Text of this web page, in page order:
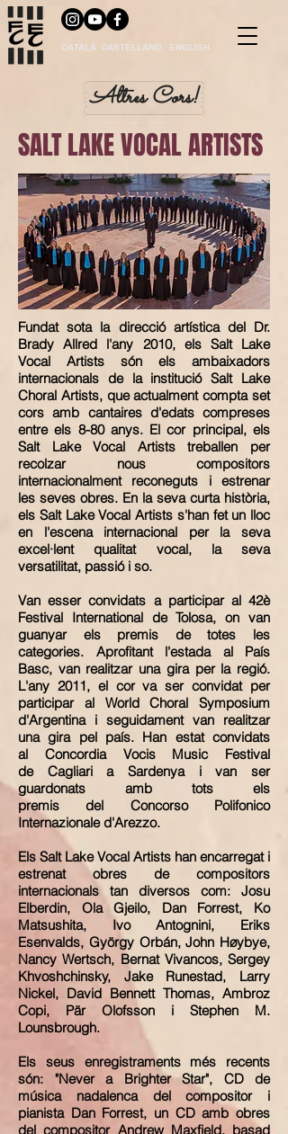
CATALÀ CASTELLANO ENGLISH
Altres Cors!
SALT LAKE VOCAL ARTISTS
Fundat sota la direcció artística del Dr.
Brady Allred l'any 2010, els Salt Lake
Vocal Artists són els ambaixadors
internacionals de la institució Salt Lake
Choral Artists, que actualment compta set
cors amb cantaires d'edats compreses
entre els 8-80 anys. El cor principal, els
Salt Lake Vocal Artists treballen per
recolzar nous compositors
internacionalment reconeguts i estrenar
les seves obres. En la seva curta història,
els Salt Lake Vocal Artists s'han fet un lloc
en l'escena internacional per la seva
excel·lentqualitat vocal, la seva
versatilitat, passió i so.
Van esser convidats a participar al42è
Festival International de Tolosa, on van
guanyar els premis de totes les
categories. Aprofitant l'estada al País
Basc, van realitzar una gira per la regió.
L'any 2011, el cor va ser convidat per
participar alWorld Choral Symposium
d'Argentina i seguidament van realitzar
una gira pel país. Han estat convidats
al Concordia Vocis Music Festival
de Cagliari a Sardenya i van ser
guardonats amb tots els
premis del Concorso Polifonico
Internazionale d'Arezzo.
Els Salt Lake Vocal Artists han encarregat i
estrenat obres de compositors
internacionals tan diversos com: Josu
Elberdin, Ola Gjeilo, Dan Forrest, Ko
Matsushita, Ivo Antognini, Eriks
Esenvalds, György Orbán, John Høybye,
Nancy Wertsch, Bernat Vivancos, Sergey
Khvoshchinsky, Jake Runestad, Larry
Nickel, David Bennett Thomas, Ambroz
Copi, Pär Olofsson i Stephen M.
Lounsbrough.
Els seus enregistraments més recents
són: "Never a Brighter Star", CD de
música nadalenca del compositor i
pianista Dan Forrest, un CD amb obres
del compositor Andrew Maxfield, basad